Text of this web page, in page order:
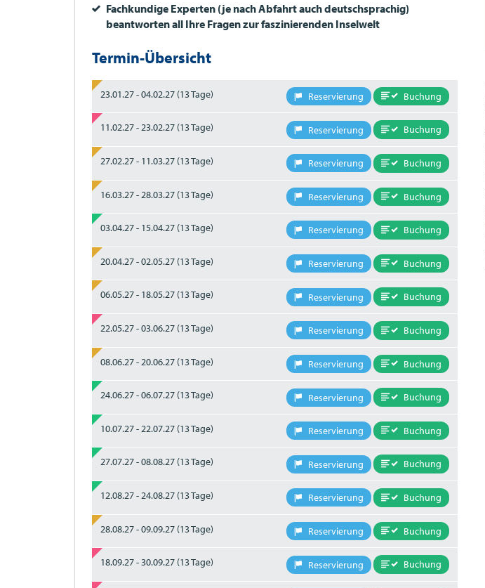
Fachkundige Experten (je nach Abfahrt auch deutschsprachig)
beantworten all Ihre Fragen zur faszinierenden Inselwelt
Termin-Übersicht
23.01.27 - 04.02.27 (13 Tage) Reservierung Buchung
11.02.27 - 23.02.27 (13 Tage) Reservierung Buchung
27.02.27 - 11.03.27 (13 Tage) Reservierung Buchung
16.03.27 - 28.03.27 (13 Tage) Reservierung Buchung
03.04.27 - 15.04.27 (13 Tage) Reservierung Buchung
20.04.27 - 02.05.27 (13 Tage) Reservierung Buchung
06.05.27 - 18.05.27 (13 Tage) Reservierung Buchung
22.05.27 - 03.06.27 (13 Tage) Reservierung Buchung
08.06.27 - 20.06.27 (13 Tage) Reservierung Buchung
24.06.27 - 06.07.27 (13 Tage) Reservierung Buchung
10.07.27 - 22.07.27 (13 Tage) Reservierung Buchung
27.07.27 - 08.08.27 (13 Tage) Reservierung Buchung
12.08.27 - 24.08.27 (13 Tage) Reservierung Buchung
28.08.27 - 09.09.27 (13 Tage) Reservierung Buchung
18.09.27 - 30.09.27 (13 Tage) Reservierung Buchung